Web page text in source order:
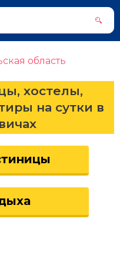
область
хостелы,
на сутки в